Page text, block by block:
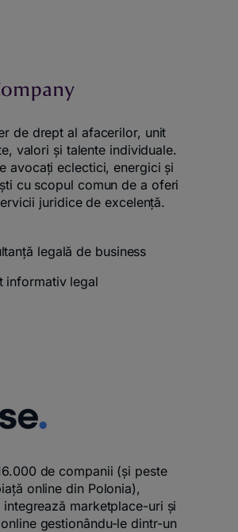
de drept al afacerilor, unit
valori și talente individuale.
avocați eclectici, energici și
cu scopul comun de a oferi
juridice de excelență.
legală de business
informativ legal
de companii (și peste
online din Polonia),
integrează marketplace-uri și
gestionându-le dintr-un